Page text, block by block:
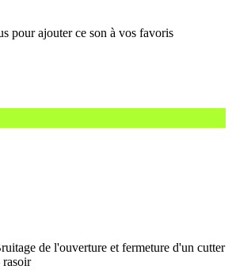
de l'ouverture et fermeture d'un cutter